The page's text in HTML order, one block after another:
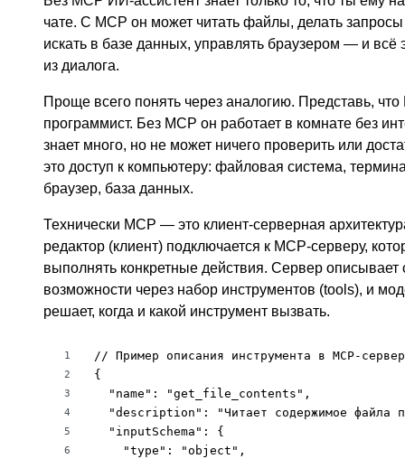
чате. С MCP он может читать файлы, делать запросы
искать в базе данных, управлять браузером — и всё
из диалога.
Проще всего понять через аналогию. Представь,
программист. Без MCP он работает в комнате без
знает много, но не может ничего проверить или
это доступ к компьютеру: файловая система,
браузер, база данных.
Технически MCP — это клиент-серверная
редактор (клиент) подключается к MCP-серверу,
выполнять конкретные действия. Сервер описывает
возможности через набор инструментов (tools), и
решает, когда и какой инструмент вызвать.
1
2
3
4
5
6
// Пример описания инструмента в MCP-
{
  "name": "get_file_contents",
"description": "Читает содержимое файла
  "inputSchema": {
    "type": "object",